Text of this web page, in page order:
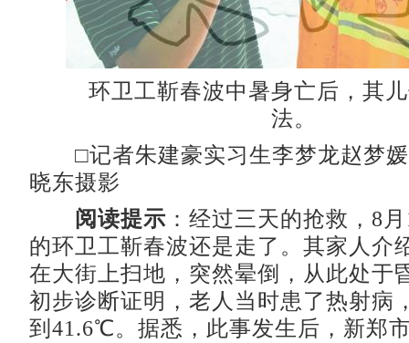
环卫工靳春波中暑身亡后，其儿
法。
□记者朱建豪实习生李梦龙赵梦媛
晓东摄影
阅读提示 ：经过三天的抢救，8
的环卫工靳春波还是走了。其家人介
在大街上扫地，突然晕倒，从此处于
初步诊断证明，老人当时患了热射病
到41.6℃。据悉，此事发生后，新郑